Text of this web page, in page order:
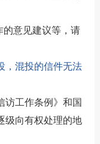
的意见建议等，请
，混投的信件无法
访工作条例》和国
级向有权处理的地